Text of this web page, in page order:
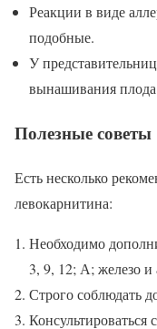
Реакции в виде
подобные.
У
вынашивания
Полезные советы
Есть несколько
левокарнитина:
Необходимо
3, 9, 12; А; железо
Строго соблюдать
Консультироваться